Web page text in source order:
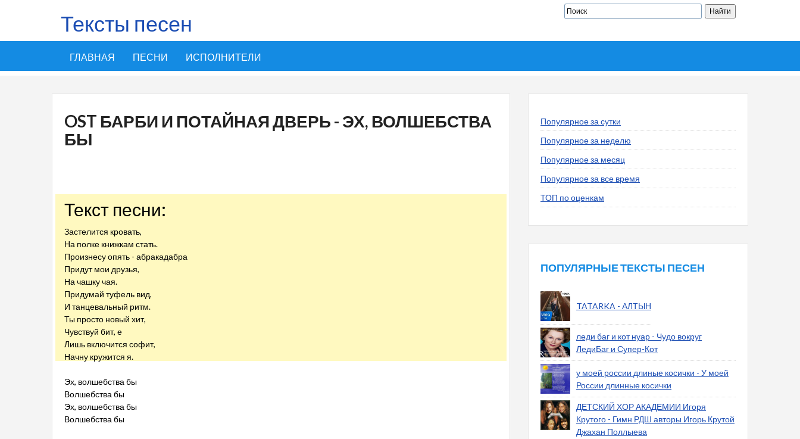
Тексты песен
ГЛАВНАЯ ПЕСНИ ИСПОЛНИТЕЛИ
OST БАРБИ И ПОТАЙНАЯ ДВЕРЬ - ЭХ, ВОЛШЕБСТВА
БЫ
Текст песни:
Застелится кровать,
На полке книжкам стать.
Произнесу опять - абракадабра
Придут мои друзья,
На чашку чая.
Придумай туфель вид,
И танцевальный ритм.
Ты просто новый хит,
Чувствуй бит, е
Лишь включится софит,
Начну кружится я.
Эх, волшебства бы
Волшебства бы
Эх, волшебства бы
Волшебства бы
Популярное за сутки
Популярное за неделю
Популярное за месяц
Популярное за все время
ТОП по оценкам
ПОПУЛЯРНЫЕ ТЕКСТЫ ПЕСЕН
TATARKA - АЛТЫН
леди баг и кот нуар - Чудо вокруг
ЛедиБаг и Супер-Кот
у моей россии длиные косички - У моей
России длинные косички
ДЕТСКИЙ ХОР АКАДЕМИИ Игоря
Крутого - Гимн РДШ авторы Игорь Крутой
Джахан Поллыева